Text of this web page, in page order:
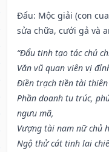
Đẩu: Mộc giải (con
sửa chữa, cưới gả và
“Đẩu tinh tạo tác chủ
Văn vũ quan viên vị
Điền trạch tiền tài thiên
Phần doanh tu trúc,
ngưu mã,
Vượng tài nam nữ chủ
Ngộ thử cát tinh lai